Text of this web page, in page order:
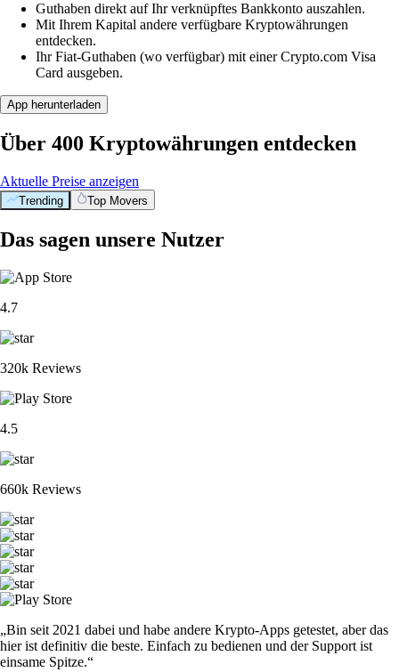
Guthaben direkt auf Ihr verknüpftes Bankkonto auszahlen.
Mit Ihrem Kapital andere verfügbare Kryptowährungen
entdecken.
Ihr Fiat-Guthaben (wo verfügbar) mit einer Crypto.com Visa
Card ausgeben.
App herunterladen
Über 400 Kryptowährungen entdecken
Aktuelle Preise anzeigen
Trending Top Movers
Das sagen unsere Nutzer
4.7
320k Reviews
4.5
660k Reviews
„Bin seit 2021 dabei und habe andere Krypto-Apps getestet, aber das
hier ist definitiv die beste. Einfach zu bedienen und der Support ist
einsame Spitze.“